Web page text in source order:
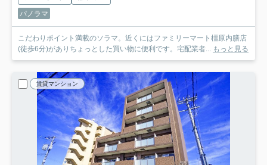
パノラマ
こだわりポイント満載のソラマ。近くにはファミリーマート橿原内膳店
(徒歩6分)がありちょっとした買い物に便利です。宅配業者...
もっと見る
賃貸マンション